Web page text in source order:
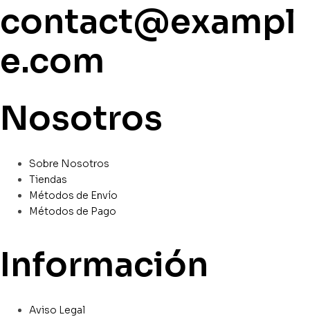
contact@exampl
e.com
Nosotros
Sobre Nosotros
Tiendas
Métodos de Envío
Métodos de Pago
Información
Aviso Legal